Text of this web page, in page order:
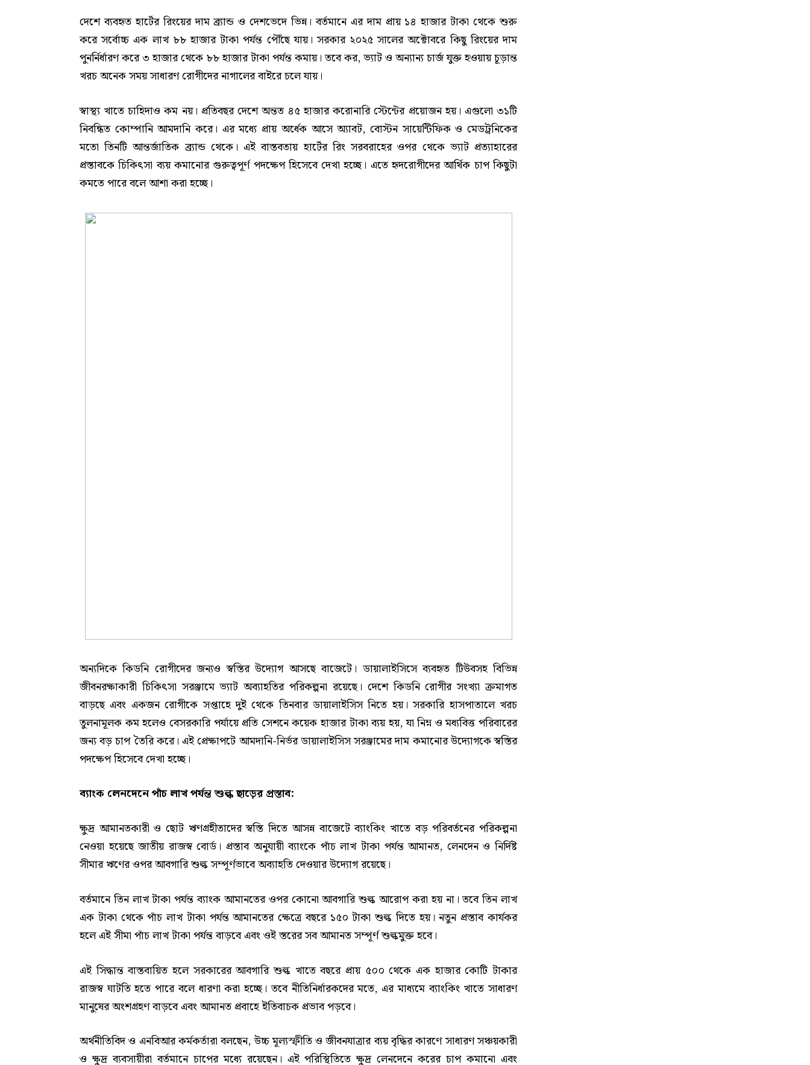
দেশে ব্যবহৃত হার্টের রিংয়ের দাম ব্র্যান্ড ও দেশভেদে ভিন্ন। বর্তমানে এর দাম প্রায় ১৪ হাজার টাকা থেকে শুরু
করে সর্বোচ্চ এক লাখ ৮৮ হাজার টাকা পর্যন্ত পৌঁছে যায়। সরকার ২০২৫ সালের অক্টোবরে কিছু রিংয়ের দাম
পুনর্নির্ধারণ করে ৩ হাজার থেকে ৮৮ হাজার টাকা পর্যন্ত কমায়। তবে কর, ভ্যাট ও অন্যান্য চার্জ যুক্ত হওয়ায় চূড়ান্ত
খরচ অনেক সময় সাধারণ রোগীদের নাগালের বাইরে চলে যায়।
স্বাস্থ্য খাতে চাহিদাও কম নয়। প্রতিবছর দেশে অন্তত ৪৫ হাজার করোনারি স্টেন্টের প্রয়োজন হয়। এগুলো ৩১টি
নিবন্ধিত কোম্পানি আমদানি করে। এর মধ্যে প্রায় অর্ধেক আসে অ্যাবট, বোস্টন সায়েন্টিফিক ও মেডট্রনিকের
মতো তিনটি আন্তর্জাতিক ব্র্যান্ড থেকে। এই বাস্তবতায় হার্টের রিং সরবরাহের ওপর থেকে ভ্যাট প্রত্যাহারের
প্রস্তাবকে চিকিৎসা ব্যয় কমানোর গুরুত্বপূর্ণ পদক্ষেপ হিসেবে দেখা হচ্ছে। এতে হৃদরোগীদের আর্থিক চাপ কিছুটা
কমতে পারে বলে আশা করা হচ্ছে।
অন্যদিকে কিডনি রোগীদের জন্যও স্বস্তির উদ্যোগ আসছে বাজেটে। ডায়ালাইসিসে ব্যবহৃত টিউবসহ বিভিন্ন
জীবনরক্ষাকারী চিকিৎসা সরঞ্জামে ভ্যাট অব্যাহতির পরিকল্পনা রয়েছে। দেশে কিডনি রোগীর সংখ্যা ক্রমাগত
বাড়ছে এবং একজন রোগীকে সপ্তাহে দুই থেকে তিনবার ডায়ালাইসিস নিতে হয়। সরকারি হাসপাতালে খরচ
তুলনামূলক কম হলেও বেসরকারি পর্যায়ে প্রতি সেশনে কয়েক হাজার টাকা ব্যয় হয়, যা নিম্ন ও মধ্যবিত্ত পরিবারের
জন্য বড় চাপ তৈরি করে। এই প্রেক্ষাপটে আমদানি-নির্ভর ডায়ালাইসিস সরঞ্জামের দাম কমানোর উদ্যোগকে স্বস্তির
পদক্ষেপ হিসেবে দেখা হচ্ছে।
ব্যাংক লেনদেনে পাঁচ লাখ পর্যন্ত শুল্ক ছাড়ের প্রস্তাব:
ক্ষুদ্র আমানতকারী ও ছোট ঋণগ্রহীতাদের স্বস্তি দিতে আসন্ন বাজেটে ব্যাংকিং খাতে বড় পরিবর্তনের পরিকল্পনা
নেওয়া হয়েছেজাতীয় রাজস্ব বোর্ড । প্রস্তাব অনুযায়ী ব্যাংকে পাঁচ লাখ টাকা পর্যন্ত আমানত, লেনদেন ও নির্দিষ্ট
সীমার ঋণের ওপর আবগারি শুল্ক সম্পূর্ণভাবে অব্যাহতি দেওয়ার উদ্যোগ রয়েছে।
বর্তমানে তিন লাখ টাকা পর্যন্ত ব্যাংক আমানতের ওপর কোনো আবগারি শুল্ক আরোপ করা হয় না। তবে তিন লাখ
এক টাকা থেকে পাঁচ লাখ টাকা পর্যন্ত আমানতের ক্ষেত্রে বছরে ১৫০ টাকা শুল্ক দিতে হয়। নতুন প্রস্তাব কার্যকর
হলে এই সীমা পাঁচ লাখ টাকা পর্যন্ত বাড়বে এবং ওই স্তরের সব আমানত সম্পূর্ণ শুল্কমুক্ত হবে।
এই সিদ্ধান্ত বাস্তবায়িত হলে সরকারের আবগারি শুল্ক খাতে বছরে প্রায় ৫০০ থেকে এক হাজার কোটি টাকার
রাজস্ব ঘাটতি হতে পারে বলে ধারণা করা হচ্ছে। তবে নীতিনির্ধারকদের মতে, এর মাধ্যমে ব্যাংকিং খাতে সাধারণ
মানুষের অংশগ্রহণ বাড়বে এবং আমানত প্রবাহে ইতিবাচক প্রভাব পড়বে।
অর্থনীতিবিদ ও এনবিআর কর্মকর্তারা বলছেন, উচ্চ মূল্যস্ফীতি ও জীবনযাত্রার ব্যয় বৃদ্ধির কারণে সাধারণ সঞ্চয়কারী
ও ক্ষুদ্র ব্যবসায়ীরা বর্তমানে চাপের মধ্যে রয়েছেন। এই পরিস্থিতিতে ক্ষুদ্র লেনদেনে করের চাপ কমানো এবং